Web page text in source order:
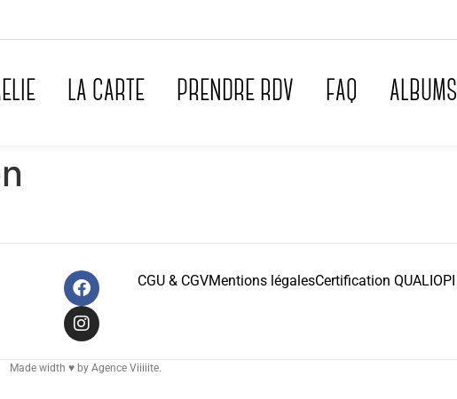
LA CARTE PRENDRE RDV FAQ ALBUMS
CGU & CGVMentions légalesCertification QUALIOPI
Made width ♥ by Agence Viiiiite.